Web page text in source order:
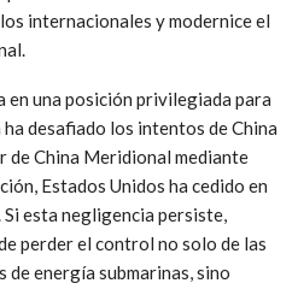
internacionales y modernice el
en una posición privilegiada para
desafiado los intentos de China
de China Meridional mediante
Estados Unidos ha cedido en
esta negligencia persiste,
perder el control no solo de las
de energía submarinas, sino